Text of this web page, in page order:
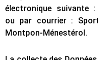
électronique suivante
ou par courrier :
Montpon-Ménestérol.